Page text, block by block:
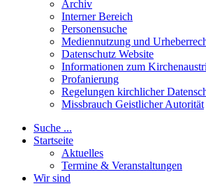
Archiv
Interner Bereich
Personensuche
Mediennutzung und
Datenschutz Website
Informationen zum
Profanierung
Regelungen kirchlicher
Missbrauch Geistlicher Autorität
Suche ...
Startseite
Aktuelles
Termine & Veranstaltungen
Wir sind